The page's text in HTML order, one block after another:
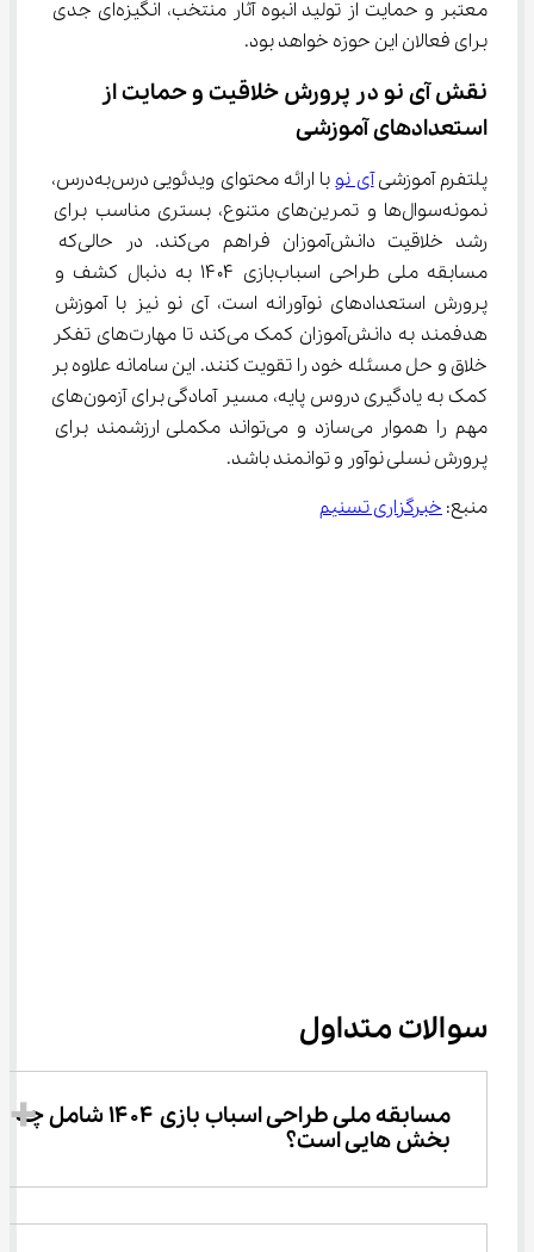
معتبر و حمایت از تولید انبوه آثار منتخب، انگیزه‌ای جدی
برای فعالان این حوزه خواهد بود.
نقش آی نو در پرورش خلاقیت و حمایت از
استعدادهای آموزشی
پلتفرم آموزشی آی نو
با ارائه محتوای ویدئویی درس‌به‌درس،
نمونه‌سوال‌ها و تمرین‌های متنوع، بستری مناسب برای
رشد خلاقیت دانش‌آموزان فراهم می‌کند. در حالی‌که
مسابقه ملی طراحی اسباب‌بازی ۱۴۰۴ به دنبال کشف و
پرورش استعدادهای نوآورانه است، آی نو نیز با آموزش
هدفمند به دانش‌آموزان کمک می‌کند تا مهارت‌های تفکر
خلاق و حل مسئله خود را تقویت کنند. این سامانه علاوه بر
کمک به یادگیری دروس پایه، مسیر آمادگی برای آزمون‌های
مهم را هموار می‌سازد و می‌تواند مکملی ارزشمند برای
پرورش نسلی نوآور و توانمند باشد.
منبع: خبرگزاری تسنیم
سوالات متداول
مسابقه ملی طراحی اسباب ‌بازی ۱۴۰۴ شامل چه
بخش‌ هایی است؟